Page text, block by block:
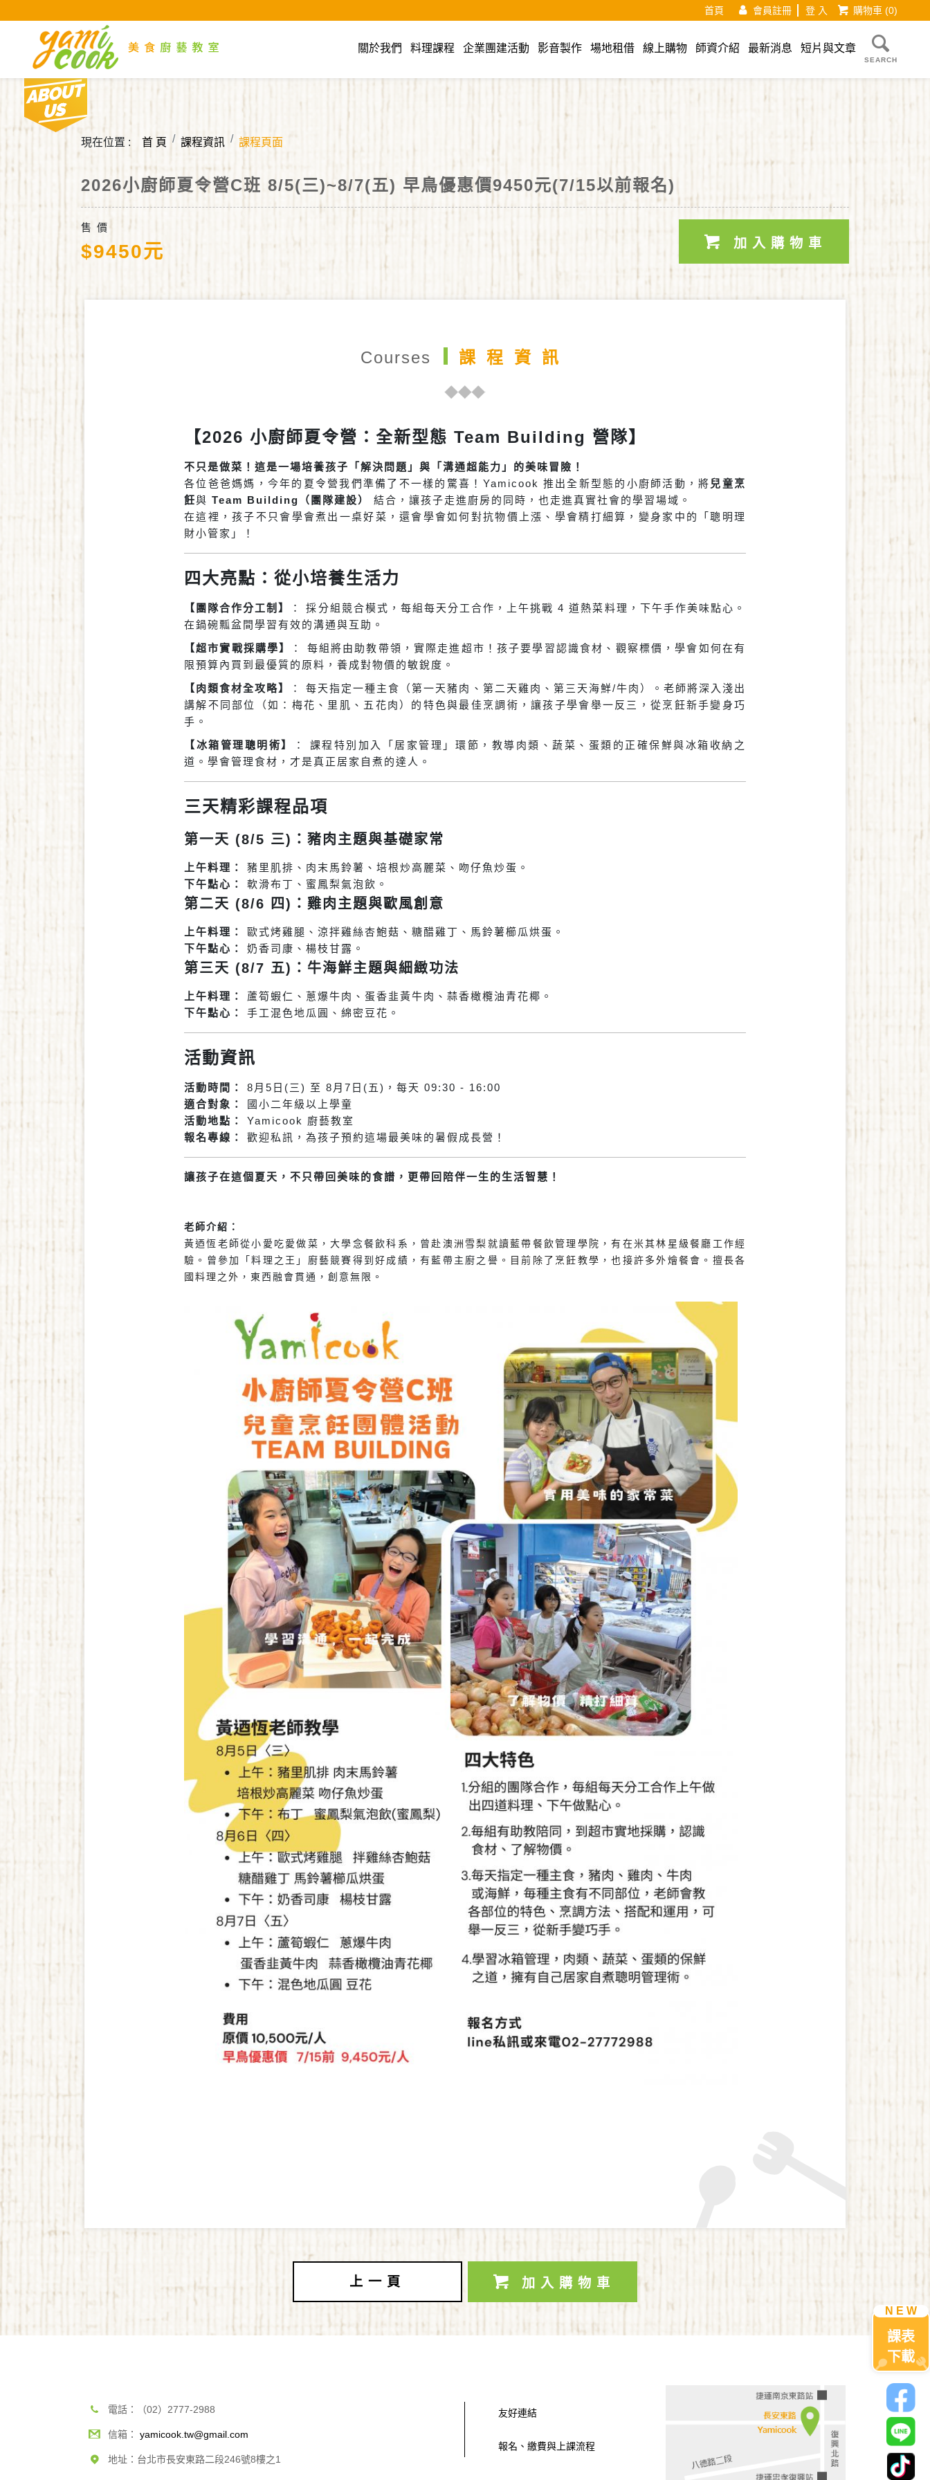
首頁 會員註冊 登 入 購物車 (0)
關於我們 料理課程 企業團建活動 影音製作 場地租借 線上購物 師資介紹 最新消息 短片與文章
SEARCH
現在位置 : 首 頁 課程資訊 課程頁面
2026小廚師夏令營C班 8/5(三)~8/7(五) 早鳥優惠價9450元(7/15以前報名)
售 價
$9450元 加入購物車
Courses 課程資訊
【2026 小廚師夏令營：全新型態 Team Building 營隊】
不只是做菜！這是一場培養孩子「解決問題」與「溝通超能力」的美味冒險！
各位爸爸媽媽，今年的夏令營我們準備了不一樣的驚喜！Yamicook 推出全新型態的小廚師活動，將 兒童烹
飪與 Team Building（團隊建設）
結合，讓孩子走進廚房的同時，也走進真實社會的學習場域。
在這裡，孩子不只會學會煮出一桌好菜，還會學會如何對抗物價上漲、學會精打細算，變身家中的「聰明理
財小管家」！
四大亮點：從小培養生活力
【團隊合作分工制】
： 採分組競合模式，每組每天分工合作，上午挑戰 4 道熱菜料理，下午手作美味點心。
在鍋碗瓢盆間學習有效的溝通與互助。
【超市實戰採購學】
： 每組將由助教帶領，實際走進超市！孩子要學習認識食材、觀察標價，學會如何在有
限預算內買到最優質的原料，養成對物價的敏銳度。
【肉類食材全攻略】
： 每天指定一種主食（第一天豬肉、第二天雞肉、第三天海鮮/牛肉）。老師將深入淺出
講解不同部位（如：梅花、里肌、五花肉）的特色與最佳烹調術，讓孩子學會舉一反三，從烹飪新手變身巧
手。
【冰箱管理聰明術】
： 課程特別加入「居家管理」環節，教導肉類、蔬菜、蛋類的正確保鮮與冰箱收納之
道。學會管理食材，才是真正居家自煮的達人。
三天精彩課程品項
第一天 (8/5 三)：豬肉主題與基礎家常
上午料理：
豬里肌排、肉末馬鈴薯、培根炒高麗菜、吻仔魚炒蛋。
下午點心：
軟滑布丁、蜜鳳梨氣泡飲。
第二天 (8/6 四)：雞肉主題與歐風創意
上午料理：
歐式烤雞腿、涼拌雞絲杏鮑菇、糖醋雞丁、馬鈴薯櫛瓜烘蛋。
下午點心：
奶香司康、楊枝甘露。
第三天 (8/7 五)：牛海鮮主題與細緻功法
上午料理：
蘆筍蝦仁、蔥爆牛肉、蛋香韭黃牛肉、蒜香橄欖油青花椰。
下午點心：
手工混色地瓜圓、綿密豆花。
活動資訊
活動時間：
8月5日(三) 至 8月7日(五)，每天 09:30 - 16:00
適合對象：
國小二年級以上學童
活動地點：
Yamicook 廚藝教室
報名專線：
歡迎私訊，為孩子預約這場最美味的暑假成長營！
讓孩子在這個夏天，不只帶回美味的食譜，更帶回陪伴一生的生活智慧！
老師介紹：
黃迺恆老師從小愛吃愛做菜，大學念餐飲科系，曾赴澳洲雪梨就讀藍帶餐飲管理學院，有在米其林星級餐廳工作經
驗。 曾參加「料理之王」廚藝競賽得到好成績，有藍帶主廚之譽 。目前除了烹飪教學，也接許多外燴餐會。擅長各
國料理之外 ，東西融會貫通，創意無限。
上一頁 加入購物車
電話：（02）2777-2988
信箱： yamicook.tw@gmail.com
地址：台北市長安東路二段246號8樓之1
友好連結
報名、繳費與上課流程
About us
課表
下載